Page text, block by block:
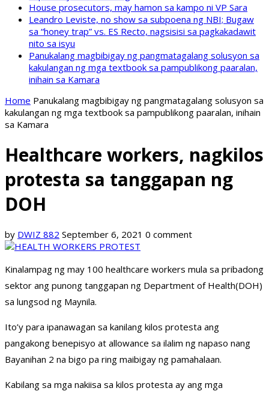
House prosecutors, may hamon sa kampo ni VP Sara
Leandro Leviste, no show sa subpoena ng NBI; Bugaw
sa “honey trap” vs. ES Recto, nagsisisi sa pagkakadawit
nito sa isyu
Panukalang magbibigay ng pangmatagalang solusyon sa
kakulangan ng mga textbook sa pampublikong paaralan,
inihain sa Kamara
Home Panukalang magbibigay ng pangmatagalang solusyon sa
kakulangan ng mga textbook sa pampublikong paaralan, inihain
sa Kamara
Healthcare workers, nagkilos
protesta sa tanggapan ng
DOH
by DWIZ 882 September 6, 2021 0 comment
Kinalampag ng may 100 healthcare workers mula sa pribadong
sektor ang punong tanggapan ng Department of Health(DOH)
sa lungsod ng Maynila.
Ito’y para ipanawagan sa kanilang kilos protesta ang
pangakong benepisyo at allowance sa ilalim ng napaso nang
Bayanihan 2 na bigo pa ring maibigay ng pamahalaan.
Kabilang sa mga nakiisa sa kilos protesta ay ang mga